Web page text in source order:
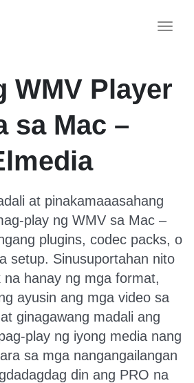
Toggle
WMV Player
sa Mac –
at pinakamaaasahang
play ng WMV sa Mac –
plugins, codec packs, o
setup. Sinusuportahan nito
na hanay ng mga format,
ayusin ang mga video sa
ginagawang madali ang
play ng iyong media nang
sa mga nangangailangan
din ang PRO na